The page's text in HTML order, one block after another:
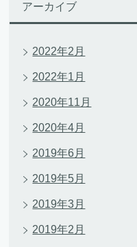
アーカイブ
2022年2月
2022年1月
2020年11月
2020年4月
2019年6月
2019年5月
2019年3月
2019年2月